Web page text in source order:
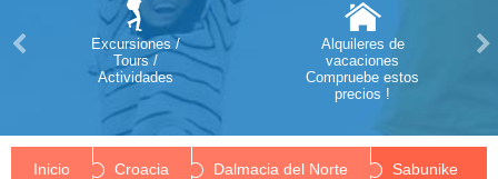
Excursiones /
Tours /
Actividades
Alquileres de
vacaciones
Compruebe estos
precios !
Inicio Croacia Dalmacia del Norte Sabunike